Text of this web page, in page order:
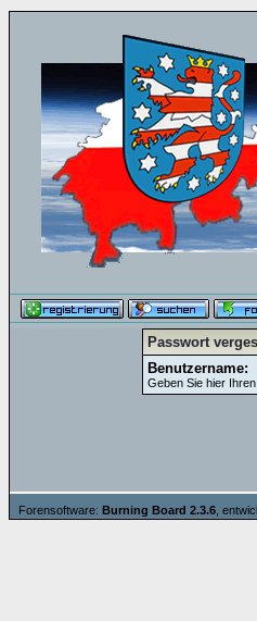
Passwort
Benutzername:
Geben Sie hier
Forensoftware: Burning Board 2.3.6 ,